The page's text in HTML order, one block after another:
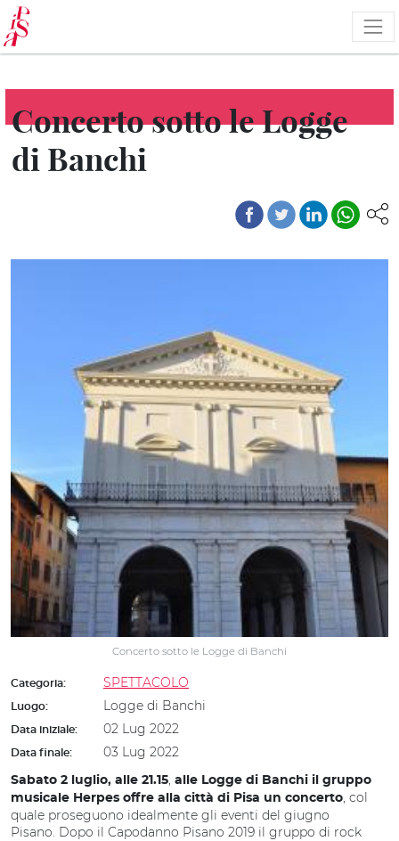
Salta
al
contenuto
principale
Concerto sotto le Logge
di Banchi
Concerto sotto le Logge di Banchi
Categoria: SPETTACOLO
Luogo: Logge di Banchi
Data iniziale: 02 Lug 2022
Data finale: 03 Lug 2022
Sabato 2 luglio, alle 21.15, alle Logge di Banchi il gruppo
musicale Herpes offre alla città di Pisa un concerto, col
quale proseguono idealmente gli eventi del giugno
Pisano. Dopo il Capodanno Pisano 2019 il gruppo di rock